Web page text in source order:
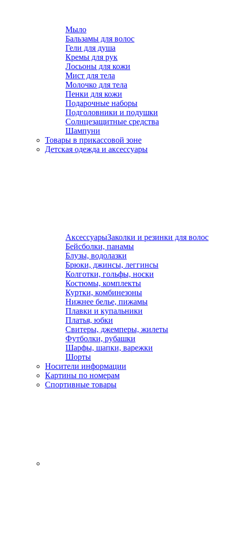
Мыло
Бальзамы для волос
Гели для душа
Кремы для рук
Лосьоны для кожи
Мист для тела
Молочко для тела
Пенки для кожи
Подарочные наборы
Подголовники и подушки
Солнцезащитные средства
Шампуни
Товары в прикассовой зоне
Детская одежда и аксессуары
АксессуарыЗаколки и резинки для волос
Бейсболки, панамы
Блузы, водолазки
Брюки, джинсы, леггинсы
Колготки, гольфы, носки
Костюмы, комплекты
Куртки, комбинезоны
Нижнее белье, пижамы
Плавки и купальники
Платья, юбки
Свитеры, джемперы, жилеты
Футболки, рубашки
Шарфы, шапки, варежки
Шорты
Носители информации
Картины по номерам
Спортивные товары